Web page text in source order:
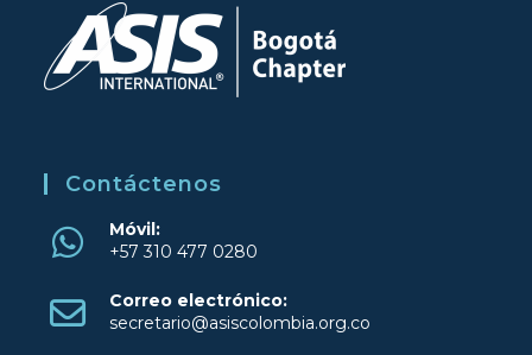
Contáctenos
Móvil:
+57 310 477 0280
abre
en
Correo electrónico:
secretario@asiscolombia.org.co